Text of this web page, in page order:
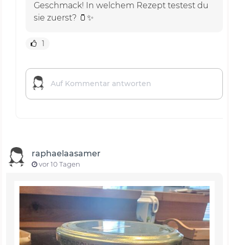
Geschmack! In welchem Rezept testest du
sie zuerst? 🫙✨
1
raphaelaasamer
vor 10 Tagen